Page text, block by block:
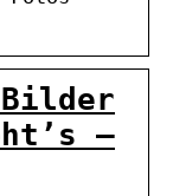
Bilder
–